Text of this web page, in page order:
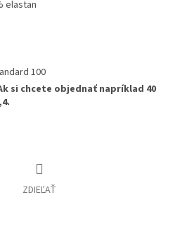
elastan
100
si chcete objednať napríklad 40
ZDIEĽAŤ